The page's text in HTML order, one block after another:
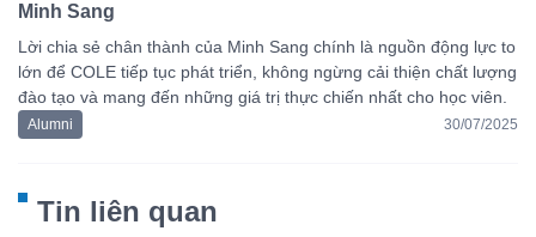
Minh Sang
Lời chia sẻ chân thành của Minh Sang chính là nguồn động lực to
lớn để COLE tiếp tục phát triển, không ngừng cải thiện chất lượng
đào tạo và mang đến những giá trị thực chiến nhất cho học viên.
Alumni 30/07/2025
Tin liên quan